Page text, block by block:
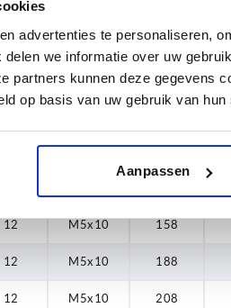
advertenties te personaliseren,
we informatie over uw
partners kunnen deze gegevens
op basis van uw gebruik van hun
Aanpassen
12 M5x10 63
M5x10 108
12 M5x10 158
12 M5x10 188
12 M5x10 208